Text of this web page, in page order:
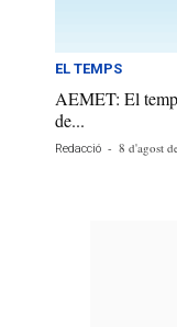
EL TEMPS
AEMET: El
de...
Redacció - 8 d'agost